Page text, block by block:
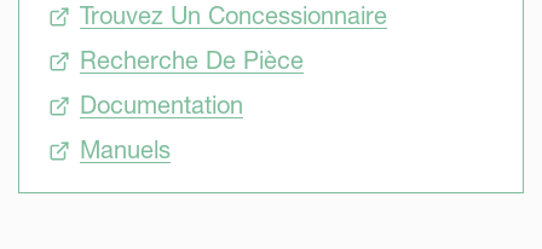
Trouvez Un Concessionnaire
Recherche De Pièce
Documentation
Manuels